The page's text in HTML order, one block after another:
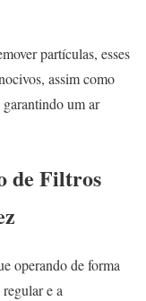
partículas, esses
assim como
um ar
de Filtros
operando de forma
e a